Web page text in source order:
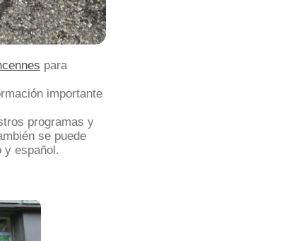
para
importante
programas y
se puede
y español.